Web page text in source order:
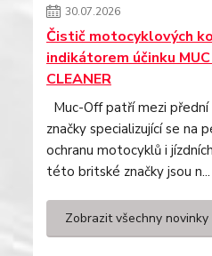
30.07.2026
Čistič motocyklových
indikátorem účinku MUC
CLEANER
Muc-Off patří mezi
značky specializující se na
ochranu motocyklů i
této britské značky jsou n...
Zobrazit všechny novinky